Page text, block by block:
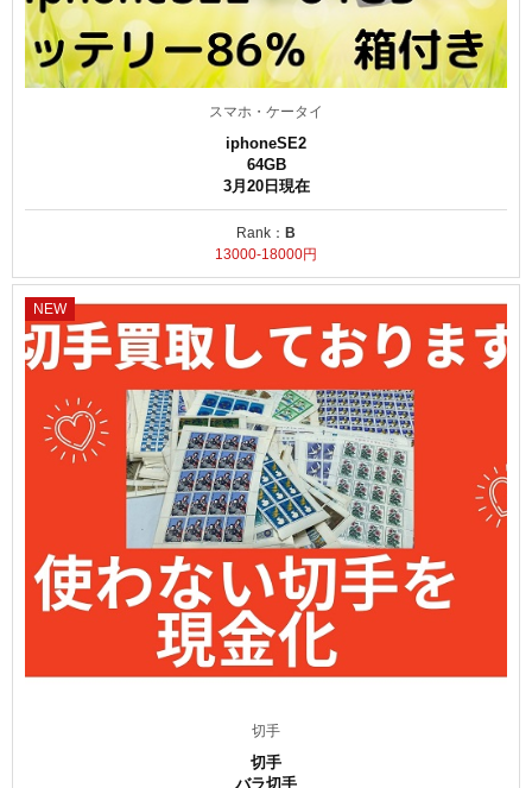
スマホ・ケータイ
iphoneSE2
64GB
3月20日現在
Rank： B
13000-18000円
NEW
切手
切手
バラ切手